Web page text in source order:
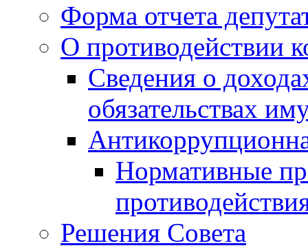
Форма отчета
О противодействии
Сведения о
обязательствах
Нормативные
Решения Совета